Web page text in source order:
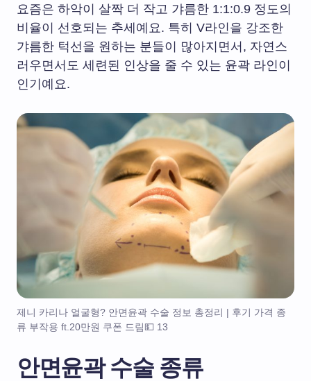
요즘은 하악이 살짝 더 작고 갸름한 1:1:0.9 정도의
비율이 선호되는 추세예요. 특히 V라인을 강조한
갸름한 턱선을 원하는 분들이 많아지면서, 자연스
러우면서도 세련된 인상을 줄 수 있는 윤곽 라인이
인기예요.
제니 카리나 얼굴형? 안면윤곽 수술 정보 총정리 | 후기 가격 종
류 부작용 ft.20만원 쿠폰 드림💵 13
안면윤곽 수술 종류